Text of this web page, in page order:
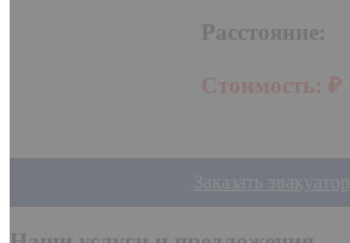
Расстояние:
Стоимость: ₽
Заказать эвакуатор